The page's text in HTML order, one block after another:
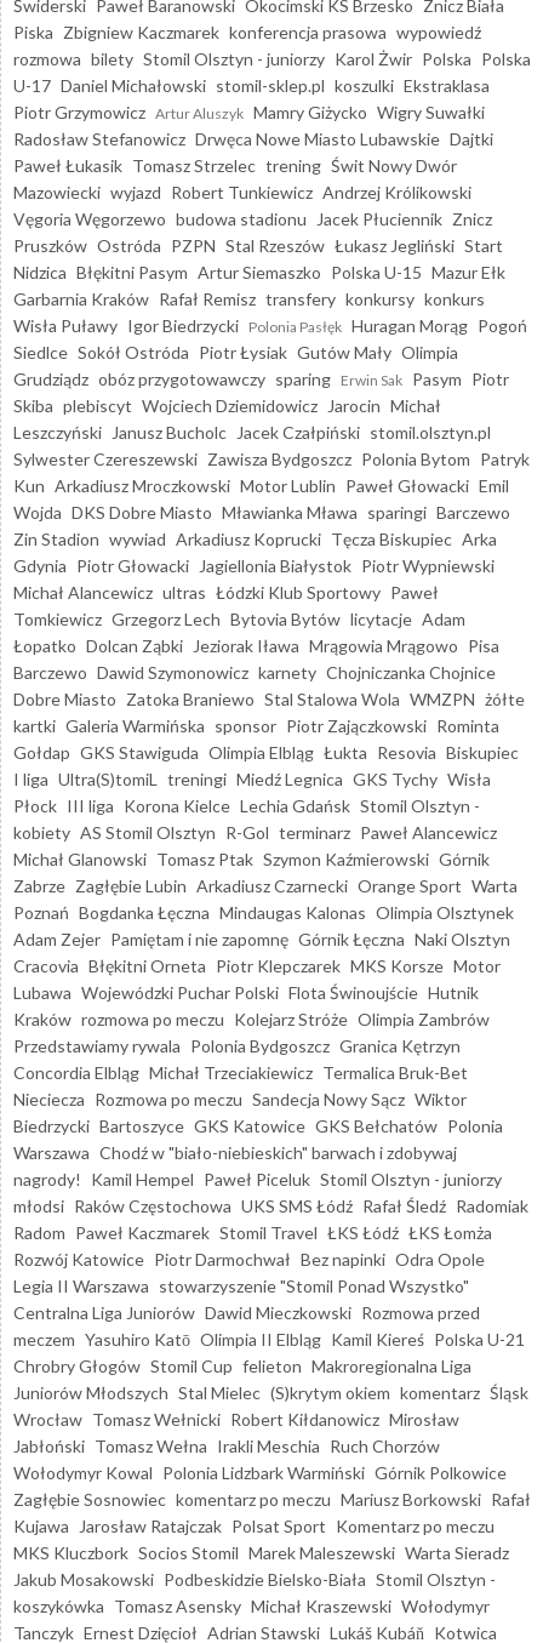
Świderski Paweł Baranowski Okocimski KS Brzesko Znicz Biała
Piska Zbigniew Kaczmarek konferencja prasowa wypowiedź
rozmowa bilety Stomil Olsztyn - juniorzy Karol Żwir Polska Polska
U-17 Daniel Michałowski stomil-sklep.pl koszulki Ekstraklasa
Piotr Grzymowicz Artur Aluszyk Mamry Giżycko Wigry Suwałki
Radosław Stefanowicz Drwęca Nowe Miasto Lubawskie Dajtki
Paweł Łukasik Tomasz Strzelec trening Świt Nowy Dwór
Mazowiecki wyjazd Robert Tunkiewicz Andrzej Królikowski
Vęgoria Węgorzewo budowa stadionu Jacek Płuciennik Znicz
Pruszków Ostróda PZPN Stal Rzeszów Łukasz Jegliński Start
Nidzica Błękitni Pasym Artur Siemaszko Polska U-15 Mazur Ełk
Garbarnia Kraków Rafał Remisz transfery konkursy konkurs
Wisła Puławy Igor Biedrzycki Polonia Pasłęk Huragan Morąg Pogoń
Siedlce Sokół Ostróda Piotr Łysiak Gutów Mały Olimpia
Grudziądz obóz przygotowawczy sparing Erwin Sak Pasym Piotr
Skiba plebiscyt Wojciech Dziemidowicz Jarocin Michał
Leszczyński
Janusz Bucholc Jacek Czałpiński stomil.olsztyn.pl
Sylwester Czereszewski Zawisza Bydgoszcz Polonia Bytom Patryk
Kun Arkadiusz Mroczkowski Motor Lublin Paweł Głowacki Emil
Wojda DKS Dobre Miasto Mławianka Mława sparingi Barczewo
Zin Stadion wywiad Arkadiusz Koprucki Tęcza Biskupiec Arka
Gdynia Piotr Głowacki Jagiellonia Białystok Piotr Wypniewski
Michał Alancewicz ultras Łódzki Klub Sportowy Paweł
Tomkiewicz Grzegorz Lech Bytovia Bytów licytacje Adam
Łopatko Dolcan Ząbki Jeziorak Iława Mrągowia Mrągowo Pisa
Barczewo Dawid Szymonowicz karnety Chojniczanka Chojnice
Dobre Miasto Zatoka Braniewo Stal Stalowa Wola WMZPN żółte
kartki Galeria Warmińska sponsor Piotr Zajączkowski Rominta
Gołdap GKS Stawiguda Olimpia Elbląg Łukta Resovia Biskupiec
I liga Ultra(S)tomiL treningi Miedź Legnica GKS Tychy Wisła
Płock III liga Korona Kielce Lechia Gdańsk Stomil Olsztyn -
kobiety AS Stomil Olsztyn R-Gol terminarz Paweł Alancewicz
Michał Glanowski Tomasz Ptak Szymon Kaźmierowski Górnik
Zabrze Zagłębie Lubin Arkadiusz Czarnecki Orange Sport Warta
Poznań Bogdanka Łęczna Mindaugas Kalonas Olimpia Olsztynek
Adam Zejer Pamiętam i nie zapomnę Górnik Łęczna Naki Olsztyn
Cracovia Błękitni Orneta Piotr Klepczarek MKS Korsze Motor
Lubawa Wojewódzki Puchar Polski Flota Świnoujście Hutnik
Kraków rozmowa po meczu Kolejarz Stróże Olimpia Zambrów
Przedstawiamy rywala Polonia Bydgoszcz Granica Kętrzyn
Concordia Elbląg Michał Trzeciakiewicz Termalica Bruk-Bet
Nieciecza Rozmowa po meczu Sandecja Nowy Sącz Wiktor
Biedrzycki Bartoszyce GKS Katowice GKS Bełchatów Polonia
Warszawa Chodź w "biało-niebieskich" barwach i zdobywaj
nagrody!
Kamil Hempel Paweł Piceluk Stomil Olsztyn - juniorzy
młodsi Raków Częstochowa UKS SMS Łódź Rafał Śledź Radomiak
Radom Paweł Kaczmarek Stomil Travel ŁKS Łódź ŁKS Łomża
Rozwój Katowice Piotr Darmochwał Bez napinki Odra Opole
Legia II Warszawa stowarzyszenie "Stomil Ponad Wszystko"
Centralna Liga Juniorów Dawid Mieczkowski Rozmowa przed
meczem Yasuhiro Katō Olimpia II Elbląg Kamil Kiereś Polska U-21
Chrobry Głogów Stomil Cup felieton Makroregionalna Liga
Juniorów Młodszych Stal Mielec (S)krytym okiem komentarz Śląsk
Wrocław Tomasz Wełnicki Robert Kiłdanowicz Mirosław
Jabłoński Tomasz Wełna Irakli Meschia Ruch Chorzów
Wołodymyr Kowal Polonia Lidzbark Warmiński Górnik Polkowice
Zagłębie Sosnowiec komentarz po meczu Mariusz Borkowski Rafał
Kujawa
Jarosław Ratajczak Polsat Sport Komentarz po meczu
MKS Kluczbork Socios Stomil Marek Maleszewski Warta Sieradz
Jakub Mosakowski Podbeskidzie Bielsko-Biała Stomil Olsztyn -
koszykówka Tomasz Asensky Michał Kraszewski Wołodymyr
Tanczyk Ernest Dzięcioł Adrian Stawski Lukáš Kubáň Kotwica